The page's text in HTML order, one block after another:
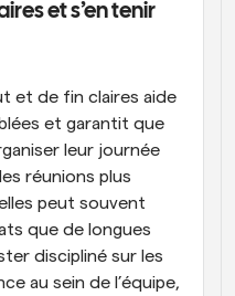
et s’en tenir
et de fin claires aide
et garantit que
leur journée
réunions plus
peut souvent
que de longues
discipliné sur les
au sein de l’équipe,